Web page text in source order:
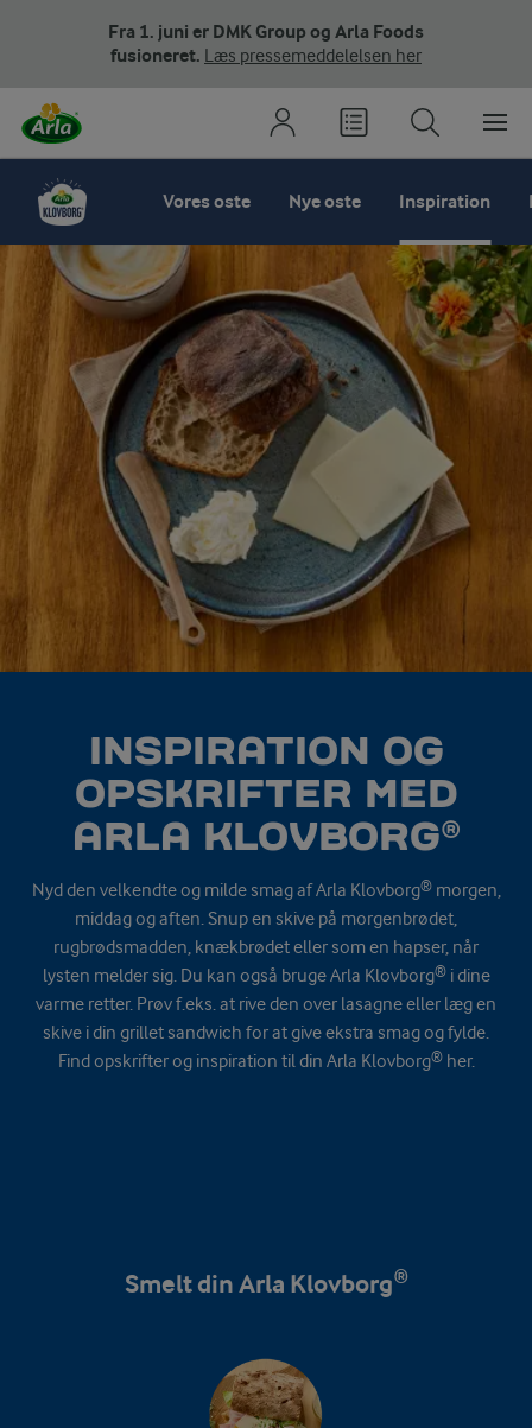
Fra 1. juni er DMK Group og Arla Foods
fusioneret. Læs pressemeddelelsen her
Vores oste Nye oste Inspiration
INSPIRATION OG
OPSKRIFTER MED
ARLA KLOVBORG®
Nyd den velkendte og milde smag af Arla Klovborg® morgen,
middag og aften. Snup en skive på morgenbrødet,
rugbrødsmadden, knækbrødet eller som en hapser, når
lysten melder sig. Du kan også bruge Arla Klovborg® i dine
varme retter. Prøv f.eks. at rive den over lasagne eller læg en
skive i din grillet sandwich for at give ekstra smag og fylde.
Find opskrifter og inspiration til din Arla Klovborg® her.
Smelt din Arla Klovborg®